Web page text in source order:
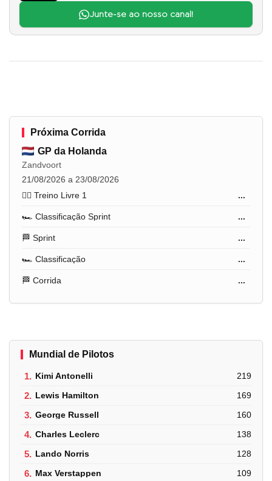
Junte-se ao nosso canal!
Próxima Corrida
GP da Holanda
Zandvoort
21/08/2026 a 23/08/2026
🏋️‍♂️ Treino Livre 1
...
🏎️ Classificação Sprint ...
🏁 Sprint ...
🏎️ Classificação ...
🏁 Corrida ...
Mundial de Pilotos
1. Kimi Antonelli 219
2. Lewis Hamilton 169
3. George Russell 160
4. Charles Leclerc 138
5. Lando Norris 128
6. Max Verstappen 109